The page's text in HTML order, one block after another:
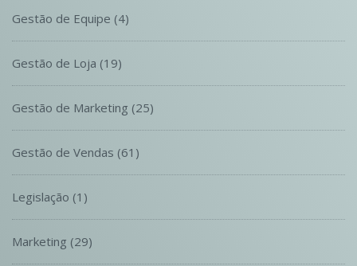
Gestão de Equipe (4)
Gestão de Loja (19)
Gestão de Marketing (25)
Gestão de Vendas (61)
Legislação (1)
Marketing (29)